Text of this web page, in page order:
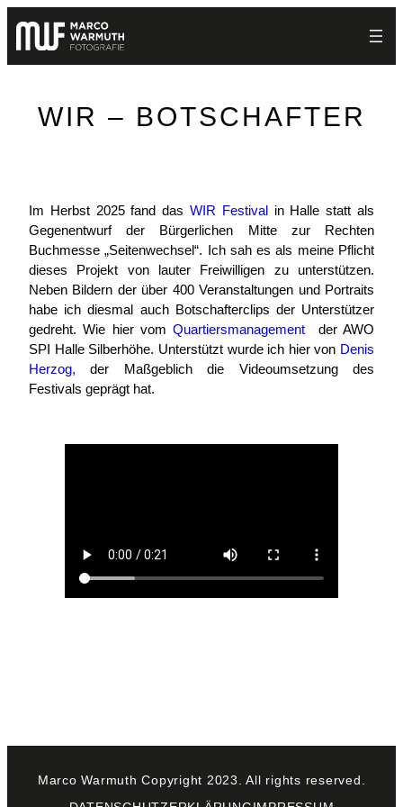
Zum
Inhalt
springen
WIR – BOTSCHAFTER
Im Herbst 2025 fand das WIR Festival in Halle statt als
Gegenentwurf der Bürgerlichen Mitte zur Rechten
Buchmesse „Seitenwechsel“. Ich sah es als meine Pflicht
dieses Projekt von lauter Freiwilligen zu unterstützen.
Neben Bildern der über 400 Veranstaltungen und Portraits
habe ich diesmal auch Botschafterclips der Unterstützer
gedreht. Wie hier vomQuartiersmanagement
der AWO
SPI Halle Silberhöhe. Unterstützt wurde ich hier von Denis
Herzog, der Maßgeblich die Videoumsetzung des
Festivals geprägt hat.
Marco Warmuth Copyright 2023. All rights reserved.